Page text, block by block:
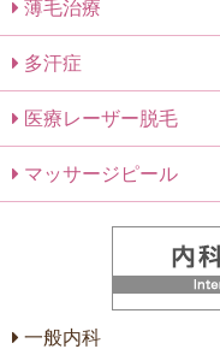
薄毛治療
多汗症
医療レーザー脱毛
マッサージピール
一般内科